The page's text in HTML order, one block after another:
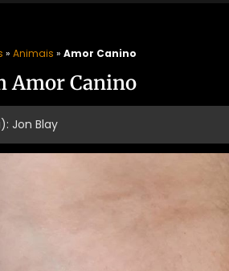
» Animais » Amor Canino
Amor Canino
Jon Blay